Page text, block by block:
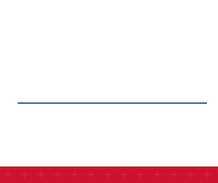
Hockey Herba
plusicon
més